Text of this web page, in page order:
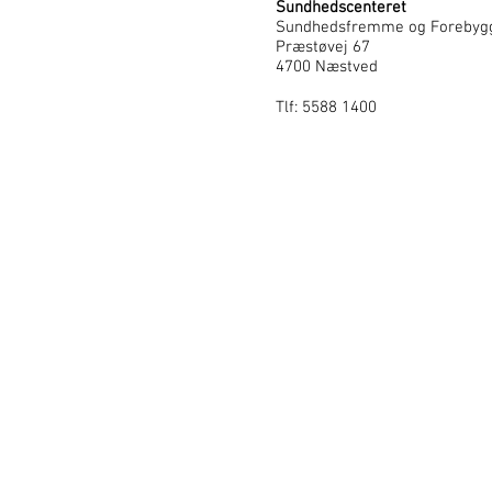
Sundhedscenteret
Sundhedsfremme og
Præstøvej 67
4700 Næstved
Tlf: 5588 1400